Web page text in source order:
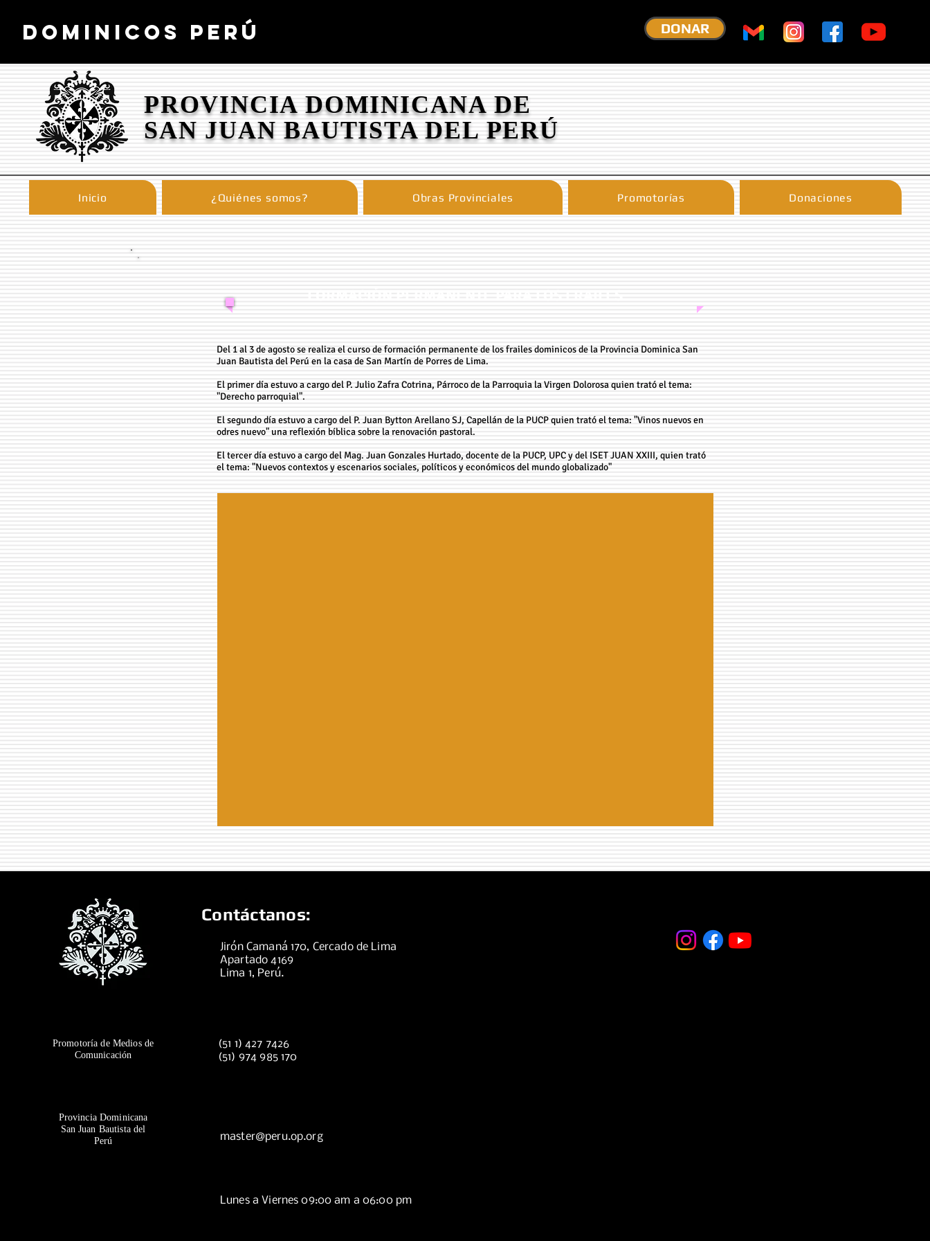
DOMINICOS PERÚ DONAR
PROVINCIA DOMINICANA DE
SAN JUAN BAUTISTA DEL PERÚ
Inicio ¿Quiénes somos? Obras Provinciales Promotorías Donaciones
Del 1 al 3 de agosto se realiza el curso de formación permanente de los frailes dominicos de la Provincia Dominica San
Juan Bautista del Perú en la casa de San Martín de Porres de Lima.
El primer día estuvo a cargo del P. Julio Zafra Cotrina, Párroco de la Parroquia la Virgen Dolorosa quien trató el tema:
"Derecho parroquial".
El segundo día estuvo a cargo del P. Juan Bytton Arellano SJ, Capellán de la PUCP quien trató el tema: "Vinos nuevos en
odres nuevo" una reflexión bíblica sobre la renovación pastoral.
El tercer día estuvo a cargo del Mag. Juan Gonzales Hurtado, docente de la PUCP, UPC y del ISET JUAN XXIII, quien trató
el tema: "Nuevos contextos y escenarios sociales, políticos y económicos del mundo globalizado"
Contáctanos:
Jirón Camaná 170, Cercado de Lima
Apartado 4169
Lima 1, Perú.
Promotoría de Medios de
Comunicación
(51 1) 427 7426
(51) 974 985 170
Provincia Dominicana
San Juan Bautista del
Perú
master@peru.op.org
Lunes a Viernes 09:00 am a 06:00 pm